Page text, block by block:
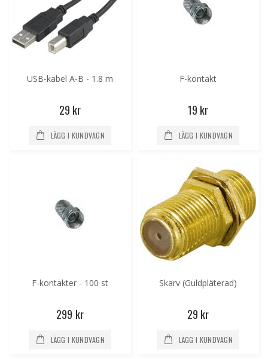
USB-kabel A-B - 1.8 m
29 kr
LÄGG I KUNDVAGN
F-kontakt
19 kr
LÄGG I KUNDVAGN
F-kontakter - 100 st
299 kr
LÄGG I KUNDVAGN
Skarv (Guldpläterad)
29 kr
LÄGG I KUNDVAGN